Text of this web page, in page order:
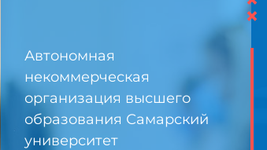
Автономная
некоммерческая
организация высшего
образования Самарский
университет
×